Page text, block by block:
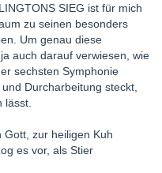
SIEG ist für mich
zu seinen besonders
Um genau diese
auch darauf verwiesen, wie
sechsten Symphonie
Durcharbeitung steckt,
lässt.
zur heiligen Kuh
es vor, als Stier